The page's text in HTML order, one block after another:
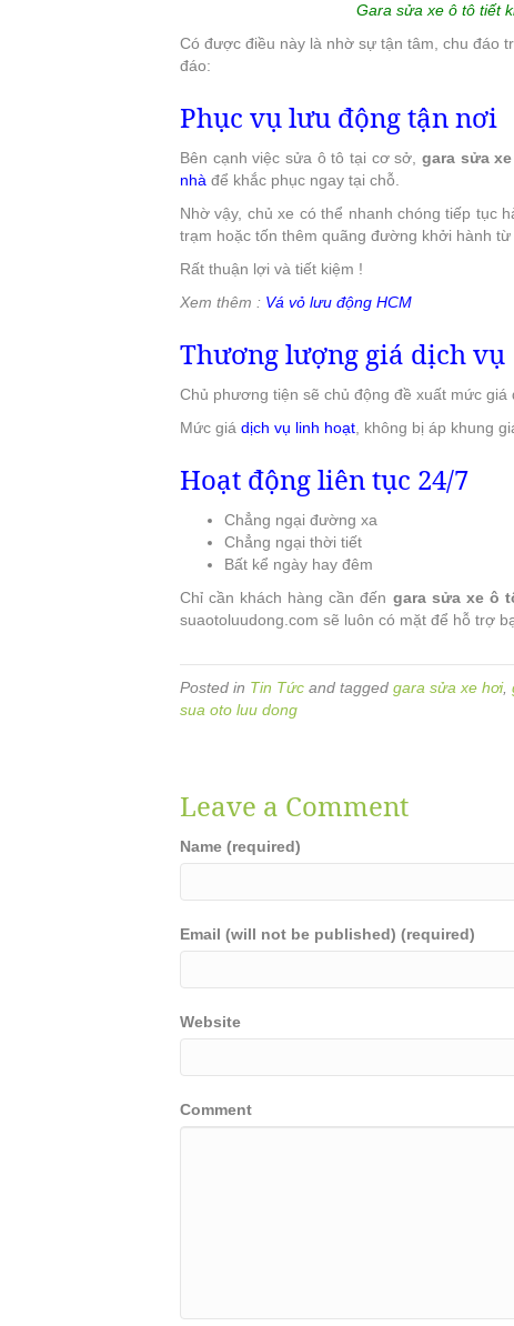
Gara sửa xe ô tô tiết
Có được điều này là nhờ sự tận tâm, chu đáo
đáo:
Phục vụ lưu động tận nơi
Bên cạnh việc sửa ô tô tại cơ sở, gara sửa
nhà để khắc phục ngay tại chỗ.
Nhờ vậy, chủ xe có thể nhanh chóng tiếp tục
trạm hoặc tốn thêm quãng đường khởi hành
Rất thuận lợi và tiết kiệm !
Xem thêm : Vá vỏ lưu động HCM
Thương lượng giá dịch vụ
Chủ phương tiện sẽ chủ động đề xuất mức
Mức giá dịch vụ linh hoạt, không bị áp khung
Hoạt động liên tục 24/7
Chẳng ngại đường xa
Chẳng ngại thời tiết
Bất kể ngày hay đêm
Chỉ cần khách hàng cần đến gara sửa xe ô
suaotoluudong.com sẽ luôn có mặt để hỗ trợ
Posted in Tin Tức and tagged gara sửa xe hơi,
sua oto luu dong
Leave a Comment
Name (required)
Email (will not be published) (required)
Website
Comment